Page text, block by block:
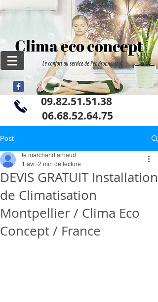
09.82.51.51.38
06.68.52.64.75
Post
DEVIS GRATUIT Installation
de Climatisation
Montpellier / Clima Eco
Concept / France
le marchand arnaud
1 avr. 2 min de lecture